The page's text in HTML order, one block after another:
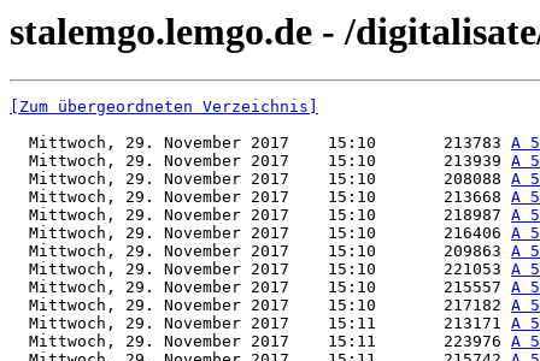
stalemgo.lemgo.de - /
[Zum übergeordneten Verzeichnis]
  Mittwoch, 29. November 2017    15:10       213783
A
  Mittwoch, 29. November 2017    15:10       213939
A
  Mittwoch, 29. November 2017    15:10       208088
A
  Mittwoch, 29. November 2017    15:10       213668
A
  Mittwoch, 29. November 2017    15:10       218987
A
  Mittwoch, 29. November 2017    15:10       216406
A
  Mittwoch, 29. November 2017    15:10       209863
A
  Mittwoch, 29. November 2017    15:10       221053
A
  Mittwoch, 29. November 2017    15:10       215557
A
  Mittwoch, 29. November 2017    15:10       217182
A
  Mittwoch, 29. November 2017    15:11       213171
A
  Mittwoch, 29. November 2017    15:11       223976
A